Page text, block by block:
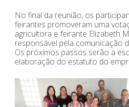
No final da reunião, os
feirantes promoveram uma
agricultora e feirante Elizabeth
responsável pela comunicação
Os próximos passos serão a
elaboração do estatuto do